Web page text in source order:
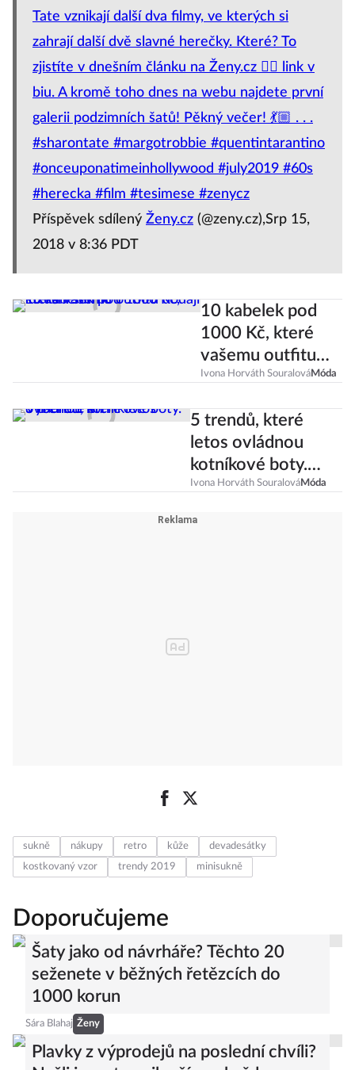
Tate vznikají další dva filmy, ve kterých si
zahrají další dvě slavné herečky. Které? To
zjistíte v dnešním článku na Ženy.cz 👉🏻 link v
biu. A kromě toho dnes na webu najdete první
galerii podzimních šatů! Pěkný večer! 💃🏼 . . .
#sharontate #margotrobbie #quentintarantino
#onceuponatimeinhollywood #july2019 #60s
#herecka #film #tesimese #zenycz
Příspěvek sdílený Ženy.cz (@zeny.cz),Srp 15,
2018 v 8:36 PDT
10 kabelek pod
1000 Kč, které
vašemu outfitu
dodají luxusní
Ivona Horváth SouralováMóda
5 trendů, které
letos ovládnou
kotníkové boty.
Vyberete si?
Ivona Horváth SouralováMóda
sukně nákupy retro kůže
devadesátky
kostkovaný vzor
trendy 2019 minisukně
Doporučujeme
Šaty jako od návrháře? Těchto 20
seženete v běžných řetězcích do
1000 korun
Sára Blahaj Ženy
Plavky z výprodejů na poslední chvíli?